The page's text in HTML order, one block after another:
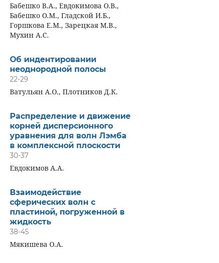
Бабешко В.А., Евдокимова О.В.,
Бабешко О.М., Гладской И.Б.,
Горшкова Е.М., Зарецкая М.В.,
Мухин А.С.
Об индентировании
неоднородной полосы
22-29
Ватульян А.О., Плотников Д.К.
Распределение и движение
корней дисперсионного
уравнения для волн Лэмба
в комплексной плоскости
30-37
Евдокимов А.А.
Взаимодействие
сферических волн с
пластиной, погруженной в
жидкость
38-45
Мякишева О.А.